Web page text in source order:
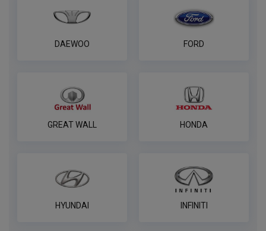
DAEWOO FORD
GREAT WALL HONDA
HYUNDAI INFINITI